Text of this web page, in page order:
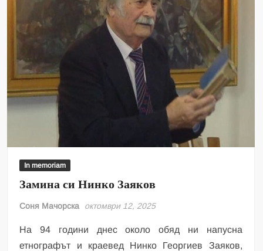
In memoriam
Замина си Нинко Заяков
Соня Мачорска октомври 12, 2025
На 94 години днес около обяд ни напусна
етнографът и краевед Нинко Георгиев Заяков,